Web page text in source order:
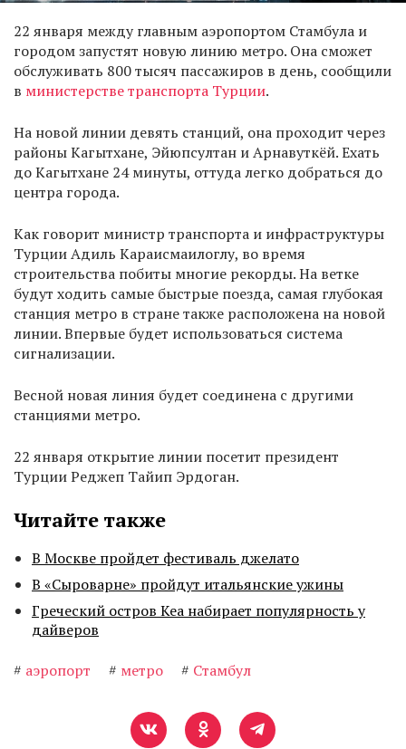
22 января между главным аэропортом Стамбула и
городом запустят новую линию метро. Она сможет
обслуживать 800 тысяч пассажиров в день, сообщили
в министерстве транспорта Турции.
На новой линии девять станций, она проходит через
районы Кагытхане, Эйюпсултан и Арнавуткёй. Ехать
до Кагытхане 24 минуты, оттуда легко добраться до
центра города.
Как говорит министр транспорта и инфраструктуры
Турции Адиль Караисмаилоглу, во время
строительства побиты многие рекорды. На ветке
будут ходить самые быстрые поезда, самая глубокая
станция метро в стране также расположена на новой
линии. Впервые будет использоваться система
сигнализации.
Весной новая линия будет соединена с другими
станциями метро.
22 января открытие линии посетит президент
Турции Реджеп Тайип Эрдоган.
Читайте также
В Москве пройдет фестиваль джелато
В «Сыроварне» пройдут итальянские ужины
Греческий остров Кеа набирает популярность у
дайверов
# аэропорт # метро # Стамбул